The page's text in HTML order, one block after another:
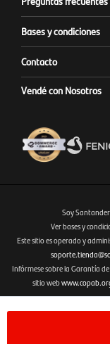
Bases y condiciones
Contacto
Vendé con Nosotros
Fenicio
Soy
Ver bases y
Este sitio es operado y
Infórmese sobre la Garantía
sitio web